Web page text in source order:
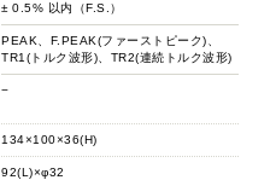
± 0.5% 以内（F.S.）
PEAK、F.PEAK(ファーストピーク)、
TR1(トルク波形)、TR2(連続トルク波形)
−
134×100×36(H)
92(L)×φ32